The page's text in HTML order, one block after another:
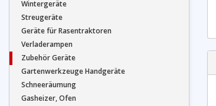
Wintergeräte
Streugeräte
Geräte für Rasentraktoren
Verladerampen
Zubehör Geräte
Gartenwerkzeuge Handgeräte
Schneeräumung
Gasheizer, Ofen